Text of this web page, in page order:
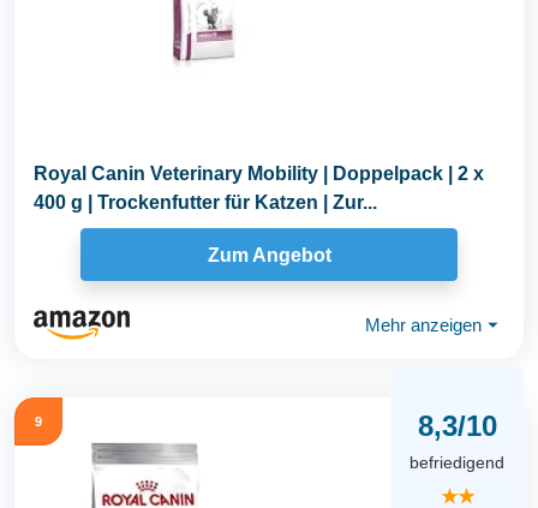
Royal Canin Veterinary Mobility | Doppelpack | 2 x
400 g | Trockenfutter für Katzen | Zur...
Zum Angebot
Mehr anzeigen ⏷
9 8,3/10
befriedigend
★★